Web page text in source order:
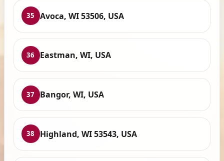
35 Avoca, WI 53506, USA
36 Eastman, WI, USA
37 Bangor, WI, USA
38 Highland, WI 53543, USA